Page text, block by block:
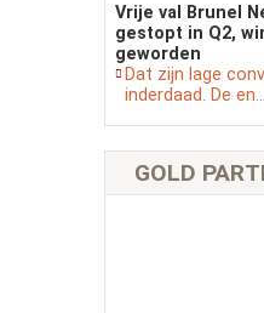
Vrije val Brunel
gestopt in Q2,
geworden
Dat zijn lage
inderdaad. De en...
GOLD